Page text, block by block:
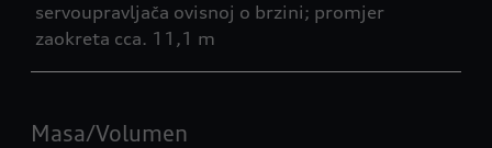
servoupravljača ovisnoj o brzini; promjer
zaokreta cca. 11,1 m
Masa/Volumen